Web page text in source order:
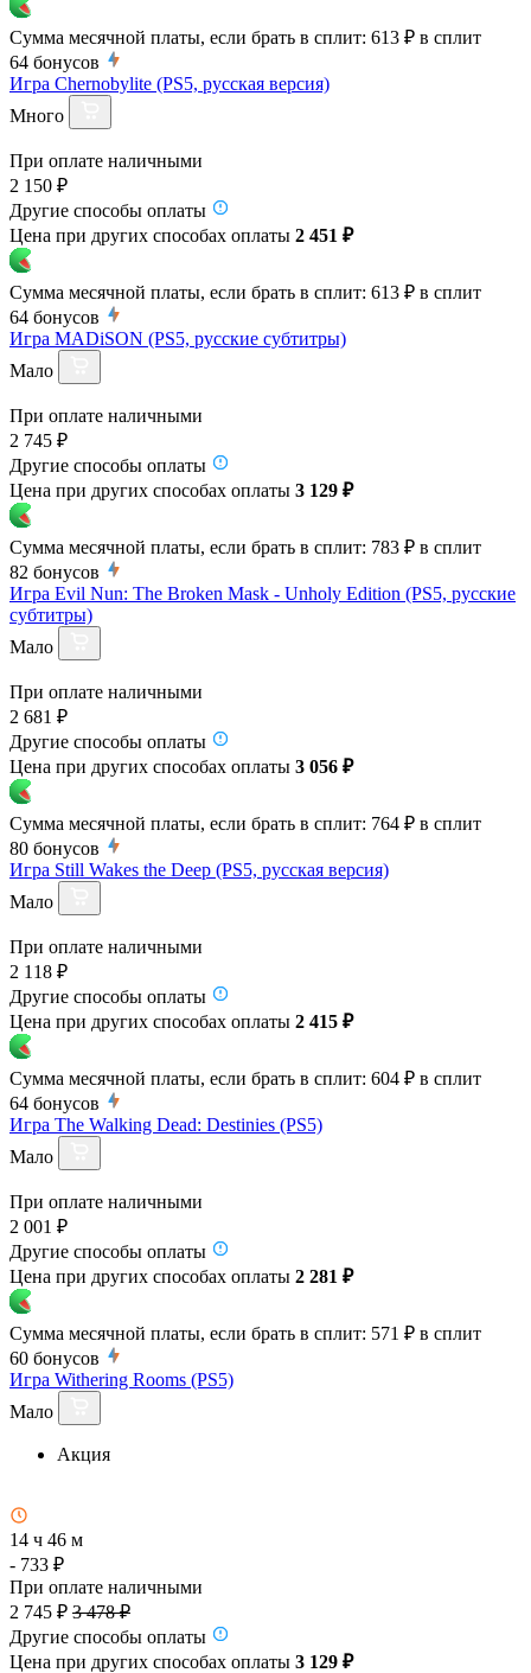
Сумма месячной платы, если брать в сплит: 613 ₽ в сплит
64 бонусов
Игра Chernobylite (PS5, русская версия)
Много
При оплате наличными
2 150 ₽
Другие способы оплаты
Цена при других способах оплаты 2 451 ₽
Сумма месячной платы, если брать в сплит: 613 ₽ в сплит
64 бонусов
Игра MADiSON (PS5, русские субтитры)
Мало
При оплате наличными
2 745 ₽
Другие способы оплаты
Цена при других способах оплаты 3 129 ₽
Сумма месячной платы, если брать в сплит: 783 ₽ в сплит
82 бонусов
Игра Evil Nun: The Broken Mask - Unholy Edition (PS5, русские
субтитры)
Мало
При оплате наличными
2 681 ₽
Другие способы оплаты
Цена при других способах оплаты 3 056 ₽
Сумма месячной платы, если брать в сплит: 764 ₽ в сплит
80 бонусов
Игра Still Wakes the Deep (PS5, русская версия)
Мало
При оплате наличными
2 118 ₽
Другие способы оплаты
Цена при других способах оплаты 2 415 ₽
Сумма месячной платы, если брать в сплит: 604 ₽ в сплит
64 бонусов
Игра The Walking Dead: Destinies (PS5)
Мало
При оплате наличными
2 001 ₽
Другие способы оплаты
Цена при других способах оплаты 2 281 ₽
Сумма месячной платы, если брать в сплит: 571 ₽ в сплит
60 бонусов
Игра Withering Rooms (PS5)
Мало
Акция
14 ч 46 м
- 733 ₽
При оплате наличными
2 745 ₽ 3 478 ₽
Другие способы оплаты
Цена при других способах оплаты 3 129 ₽